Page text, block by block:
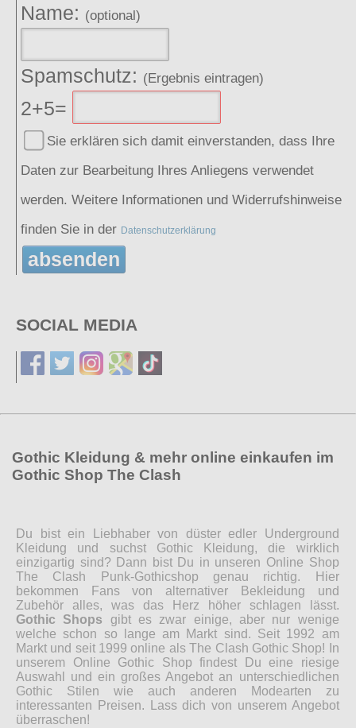
Name: (optional)
Spamschutz: (Ergebnis eintragen)
2+5=
Sie erklären sich damit einverstanden, dass Ihre
Daten zur Bearbeitung Ihres Anliegens verwendet
werden. Weitere Informationen und Widerrufshinweise
finden Sie in der Datenschutzerklärung
absenden
SOCIAL MEDIA
Gothic Kleidung & mehr online einkaufen im
Gothic Shop The Clash
Du bist ein Liebhaber von düster edler Underground
Kleidung und suchst Gothic Kleidung, die wirklich
einzigartig sind? Dann bist Du in unseren Online Shop
The Clash Punk-Gothicshop genau richtig. Hier
bekommen Fans von alternativer Bekleidung und
Zubehör alles, was das Herz höher schlagen lässt.
Gothic Shops gibt es zwar einige, aber nur wenige
welche schon so lange am Markt sind. Seit 1992 am
Markt und seit 1999 online als The Clash Gothic Shop! In
unserem Online Gothic Shop findest Du eine riesige
Auswahl und ein großes Angebot an unterschiedlichen
Gothic Stilen wie auch anderen Modearten zu
interessanten Preisen. Lass dich von unserem Angebot
überraschen!